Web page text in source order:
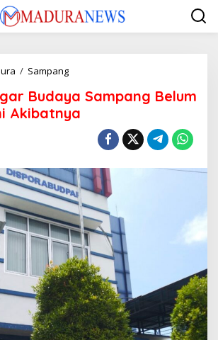
/ SampangTim
Cagar
Budaya
Sampang
Lengkap,
Akibatnya
Budaya Sampang Belum
Akibatnya